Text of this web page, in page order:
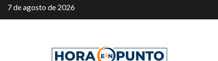
Saltar
al
7 de agosto de 2026